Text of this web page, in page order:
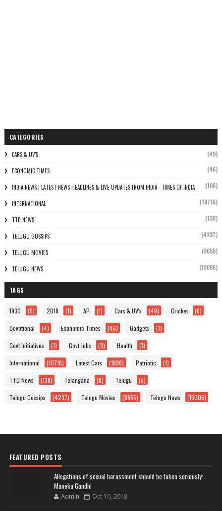
CATEGORIES
CARS & UV'S (49)
ECONOMIC TIMES (46)
INDIA NEWS | LATEST NEWS HEADLINES & LIVE UPDATES FROM INDIA - TIMES OF INDIA (106)
INTERNATIONAL (10716)
TTD NEWS (138)
TELUGU GOSSIPS (4237)
TELUGU MOVIES (8655)
TELUGU NEWS (15006)
TAGS
1930 (5) 2018 (1) AP (1) Cars & UV's (49) Cricket (6)
Devotional (4) Economic Times (46) Gadgets (1)
Govt Initiatives (1) Govt Jobs (3) Health (1)
International (10716) Latest Cars (1896) Patriotic (1)
TTD News (138) Telangana (8) Telugu (6)
Telugu Gossips (4237) Telugu Movies (8655) Telugu News (15006)
FEATURED POSTS
Allegations of sexual harassment should be taken seriously:
Maneka Gandhi
Admin Oct 10, 2018